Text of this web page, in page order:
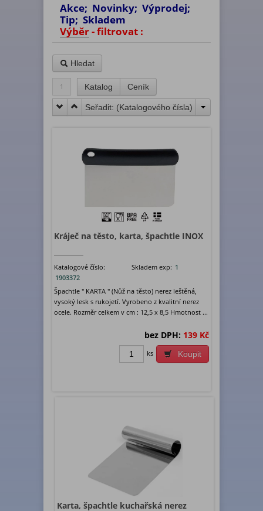
Akce; Novinky; Výprodej;
Tip; Skladem
Výběr - filtrovat :
Hledat
1 Katalog Ceník
Seřadit: (Katalogového čísla)
Kráječ na těsto, karta, špachtle INOX
Katalogové číslo:
1903372
Skladem exp: 1
Špachtle " KARTA " (Nůž na těsto) nerez leštěná,
vysoký lesk s rukojetí. Vyrobeno z kvalitní nerez
ocele. Rozměr celkem v cm : 12,5 x 8,5 Hmotnost ...
bez DPH: 139 Kč
Koupit
ks
Karta, špachtle kuchařská nerez